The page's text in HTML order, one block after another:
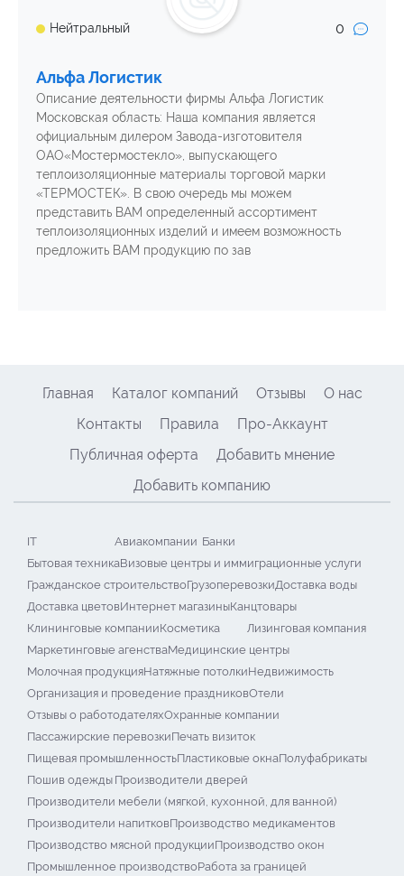
Нейтральный 0
Альфа Логистик
Описание деятельности фирмы Альфа Логистик
Московская область: Наша компания является
официальным дилером Завода-изготовителя
ОАО«Мостермостекло», выпускающего
теплоизоляционные материалы торговой марки
«ТЕРМОСТЕК». В свою очередь мы можем
представить ВАМ определенный ассортимент
теплоизоляционных изделий и имеем возможность
предложить ВАМ продукцию по зав
Главная Каталог компаний Отзывы
О нас
Контакты
Правила
Про-Аккаунт
Публичная оферта
Добавить мнение
Добавить компанию
IT Авиакомпании Банки
Бытовая техникаВизовые центры и иммиграционные услуги
Гражданское строительствоГрузоперевозкиДоставка воды
Доставка цветовИнтернет магазиныКанцтовары
Клининговые компанииКосметика
Лизинговая компания
Маркетинговые агенстваМедицинские центры
Молочная продукцияНатяжные потолкиНедвижимость
Организация и проведение праздниковОтели
Отзывы о работодателяхОхранные компании
Пассажирские перевозкиПечать визиток
Пищевая промышленностьПластиковые окнаПолуфабрикаты
Пошив одежды Производители дверей
Производители мебели (мягкой, кухонной, для ванной)
Производители напитковПроизводство медикаментов
Производство мясной продукцииПроизводство окон
Промышленное производствоРабота за границей